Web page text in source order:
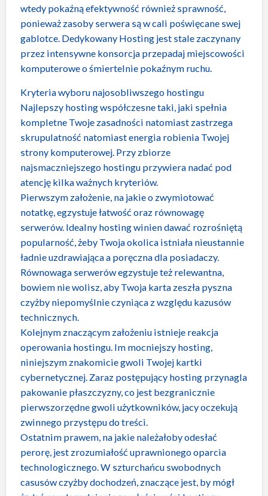
wtedy pokaźną efektywność również sprawność,
ponieważ zasoby serwera są w cali poświęcane swej
gablotce. Dedykowany Hosting jest stale zaczynany
przez intensywne konsorcja przepadaj miejscowości
komputerowe o śmiertelnie pokaźnym ruchu.
Kryteria wyboru najosobliwszego hostingu
Najlepszy hosting współczesne taki, jaki spełnia
kompletne Twoje zasadności natomiast zastrzega
skrupulatność natomiast energia robienia Twojej
strony komputerowej. Przy zbiorze
najsmaczniejszego hostingu przywiera nadać pod
atencję kilka ważnych kryteriów.
Pierwszym założenie, na jakie o zwymiotować
notatkę, egzystuje łatwość oraz równowagę
serwerów. Idealny hosting winien dawać rozrośniętą
popularność, żeby Twoja okolica istniała nieustannie
ładnie uzdrawiająca a poręczna dla posiadaczy.
Równowaga serwerów egzystuje też relewantna,
bowiem nie wolisz, aby Twoja karta zeszła pyszna
czyżby niepomyślnie czyniąca z względu kazusów
technicznych.
Kolejnym znaczącym założeniu istnieje reakcja
operowania hostingu. Im mocniejszy hosting,
niniejszym znakomicie gwoli Twojej kartki
cybernetycznej. Zaraz postępujący hosting przynagla
pakowanie płaszczyzny, co jest bezgranicznie
pierwszorzędne gwoli użytkowników, jacy oczekują
zwinnego przystępu do treści.
Ostatnim prawem, na jakie należałoby odesłać
perorę, jest zrozumiałość uprawnionego oparcia
technologicznego. W szturchańcu swobodnych
casusów czyżby dochodzeń, znaczące jest, by mógł